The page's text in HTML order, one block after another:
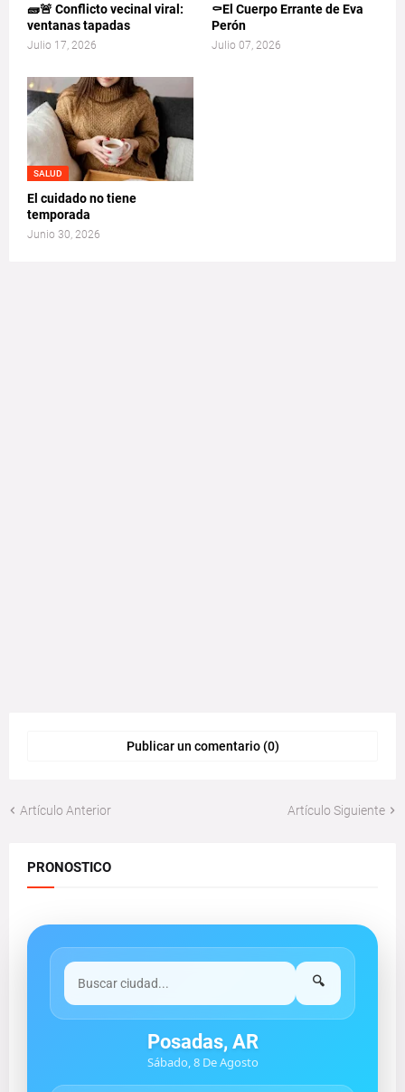
🧱🚨 Conflicto vecinal viral:
ventanas tapadas
Julio 17, 2026
⚰️El Cuerpo Errante de Eva
Perón
Julio 07, 2026
SALUD
El cuidado no tiene
temporada
Junio 30, 2026
Publicar un comentario (0)
Artículo Anterior Artículo Siguiente
PRONOSTICO
🔍
Posadas, AR
Sábado, 8 De Agosto